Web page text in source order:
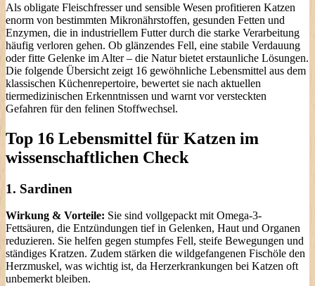
Als obligate Fleischfresser und sensible Wesen profitieren Katzen
enorm von bestimmten Mikronährstoffen, gesunden Fetten und
Enzymen, die in industriellem Futter durch die starke Verarbeitung
häufig verloren gehen. Ob glänzendes Fell, eine stabile Verdauung
oder fitte Gelenke im Alter – die Natur bietet erstaunliche Lösungen.
Die folgende Übersicht zeigt 16 gewöhnliche Lebensmittel aus dem
klassischen Küchenrepertoire, bewertet sie nach aktuellen
tiermedizinischen Erkenntnissen und warnt vor versteckten
Gefahren für den felinen Stoffwechsel.
Top 16 Lebensmittel für Katzen im
wissenschaftlichen Check
1. Sardinen
Wirkung & Vorteile: Sie sind vollgepackt mit Omega-3-
Fettsäuren, die Entzündungen tief in Gelenken, Haut und Organen
reduzieren. Sie helfen gegen stumpfes Fell, steife Bewegungen und
ständiges Kratzen. Zudem stärken die wildgefangenen Fischöle den
Herzmuskel, was wichtig ist, da Herzerkrankungen bei Katzen oft
unbemerkt bleiben.